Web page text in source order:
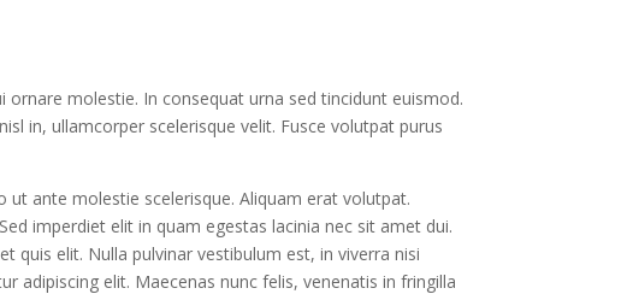
molestie. In consequat urna sed tincidunt euismod.
in, ullamcorper scelerisque velit. Fusce volutpat purus
ante molestie scelerisque. Aliquam erat volutpat.
imperdiet elit in quam egestas lacinia nec sit amet dui.
quis elit. Nulla pulvinar vestibulum est, in viverra nisi
adipiscing elit. Maecenas nunc felis, venenatis in fringilla